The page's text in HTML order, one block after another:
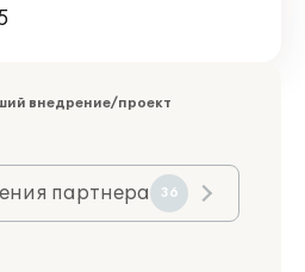
внедрение/проект
партнера 36